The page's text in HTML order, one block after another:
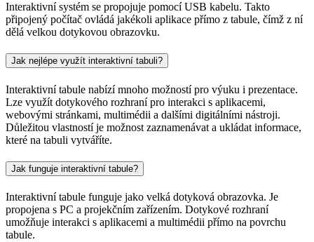
Interaktivní systém se propojuje pomocí USB kabelu. Takto
připojený počítač ovládá jakékoli aplikace přímo z tabule, čímž z ní
dělá velkou dotykovou obrazovku.
Jak nejlépe využít interaktivní tabuli?
Interaktivní tabule nabízí mnoho možností pro výuku i prezentace.
Lze využít dotykového rozhraní pro interakci s aplikacemi,
webovými stránkami, multimédii a dalšími digitálními nástroji.
Důležitou vlastností je možnost zaznamenávat a ukládat informace,
které na tabuli vytváříte.
Jak funguje interaktivní tabule?
Interaktivní tabule funguje jako velká dotyková obrazovka. Je
propojena s PC a projekčním zařízením. Dotykové rozhraní
umožňuje interakci s aplikacemi a multimédii přímo na povrchu
tabule.